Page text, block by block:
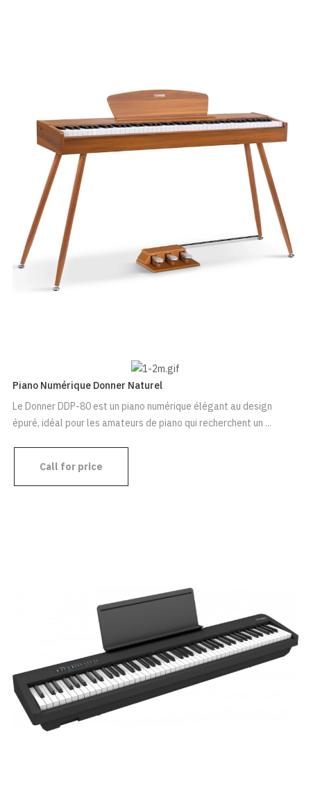
Piano Numérique Donner Naturel
Le Donner DDP-80 est un piano numérique élégant au design
épuré, idéal pour les amateurs de piano qui recherchent un ...
Call for price